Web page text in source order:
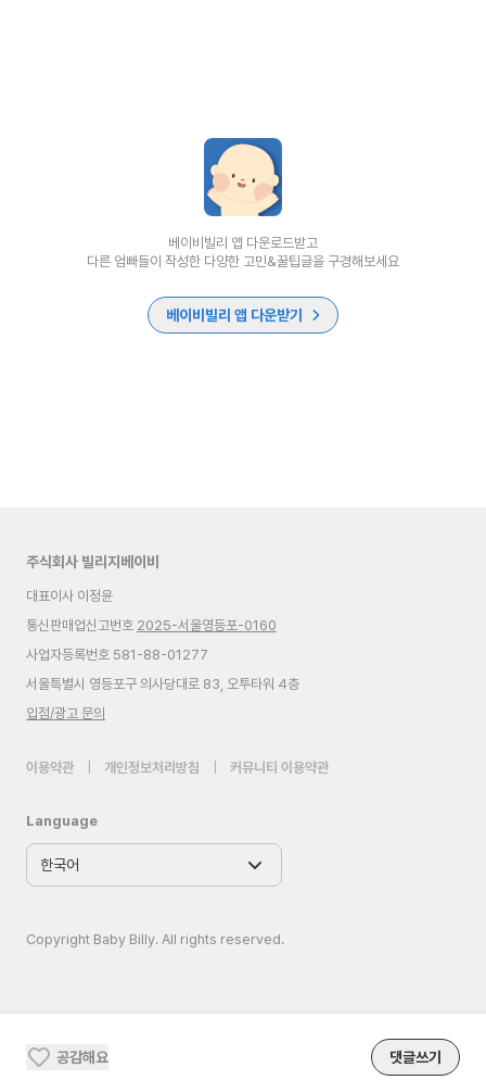
공감해요 댓글쓰기
베이비빌리 앱 다운로드받고
다른 엄빠들이 작성한 다양한 고민&꿀팁글을 구경해보세요
베이비빌리 앱 다운받기
주식회사 빌리지베이비
대표이사 이정윤
통신판매업신고번호 2025-서울영등포-0160
사업자등록번호 581-88-01277
서울특별시 영등포구 의사당대로 83, 오투타워 4층
입점/광고 문의
이용약관 개인정보처리방침 커뮤니티 이용약관
Language
Copyright Baby Billy. All rights reserved.